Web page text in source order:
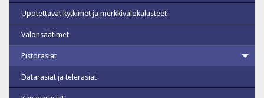
Upotettavat kytkimet ja merkkivalokalusteet
Valonsäätimet
Pistorasiat
Datarasiat ja telerasiat